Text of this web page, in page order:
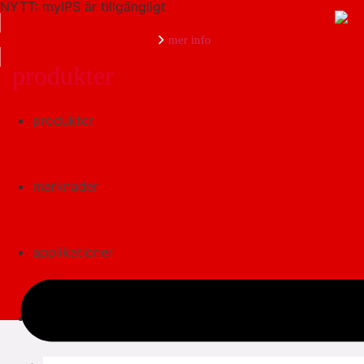
NYTT: myIPS är tillgängligt
mer info
produkter
marknader
applikationer
produkter